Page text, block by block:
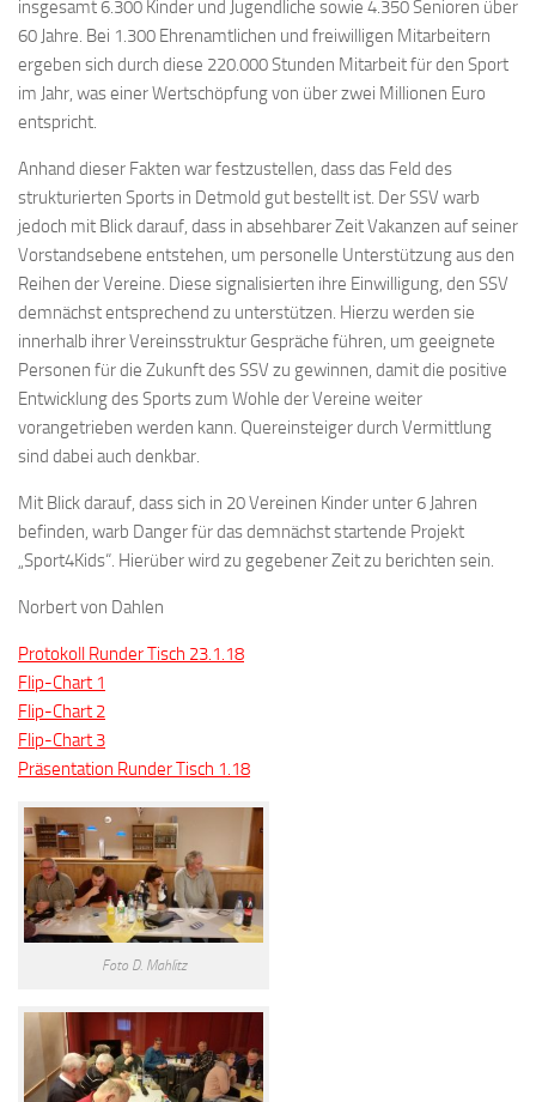
insgesamt 6.300 Kinder und Jugendliche sowie 4.350 Senioren über
60 Jahre. Bei 1.300 Ehrenamtlichen und freiwilligen Mitarbeitern
ergeben sich durch diese 220.000 Stunden Mitarbeit für den Sport
im Jahr, was einer Wertschöpfung von über zwei Millionen Euro
entspricht.
Anhand dieser Fakten war festzustellen, dass das Feld des
strukturierten Sports in Detmold gut bestellt ist. Der SSV warb
jedoch mit Blick darauf, dass in absehbarer Zeit Vakanzen auf seiner
Vorstandsebene entstehen, um personelle Unterstützung aus den
Reihen der Vereine. Diese signalisierten ihre Einwilligung, den SSV
demnächst entsprechend zu unterstützen. Hierzu werden sie
innerhalb ihrer Vereinsstruktur Gespräche führen, um geeignete
Personen für die Zukunft des SSV zu gewinnen, damit die positive
Entwicklung des Sports zum Wohle der Vereine weiter
vorangetrieben werden kann. Quereinsteiger durch Vermittlung
sind dabei auch denkbar.
Mit Blick darauf, dass sich in 20 Vereinen Kinder unter 6 Jahren
befinden, warb Danger für das demnächst startende Projekt
„Sport4Kids“. Hierüber wird zu gegebener Zeit zu berichten sein.
Norbert von Dahlen
Protokoll Runder Tisch 23.1.18
Flip-Chart 1
Flip-Chart 2
Flip-Chart 3
Präsentation Runder Tisch 1.18
Foto D. Mahlitz